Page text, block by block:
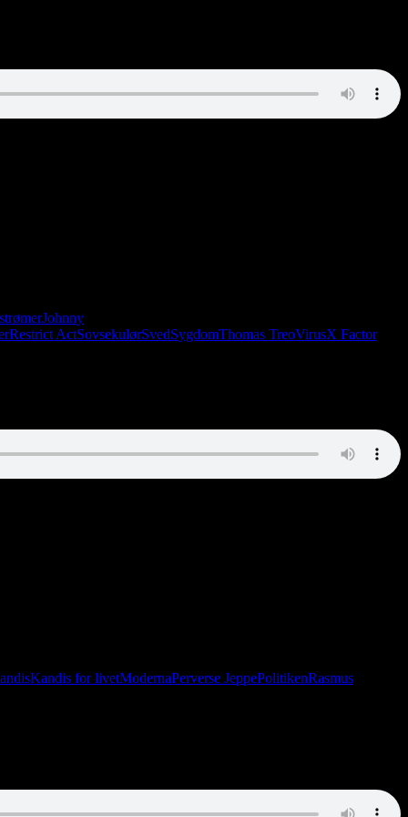
Johnny
Restrict ActSovsekulørSvedSygdomThomas TreoVirusX Factor
Kandis for livetModernaPerverse JeppePolitikenRasmus